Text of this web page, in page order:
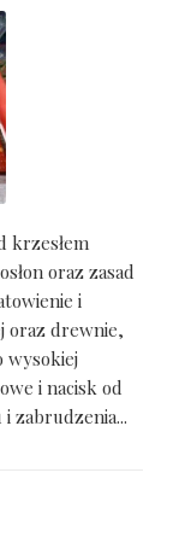
krzesłem
oraz zasad
i
oraz drewnie,
wysokiej
i nacisk od
zabrudzenia...